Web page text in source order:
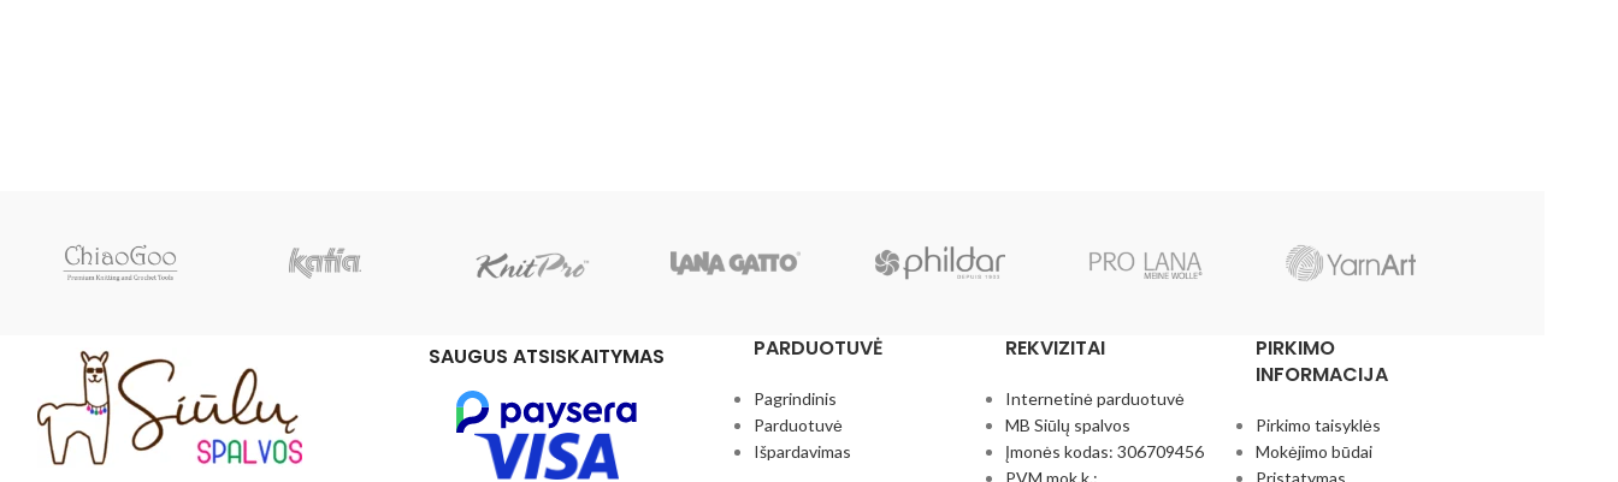
SAUGUS ATSISKAITYMAS PARDUOTUVĖ
Pagrindinis
Parduotuvė
Išpardavimas
REKVIZITAI
Internetinė parduotuvė
MB Siūlų spalvos
Įmonės kodas: 306709456
PVM mok.k.:
PIRKIMO
INFORMACIJA
Pirkimo taisyklės
Mokėjimo būdai
Pristatymas